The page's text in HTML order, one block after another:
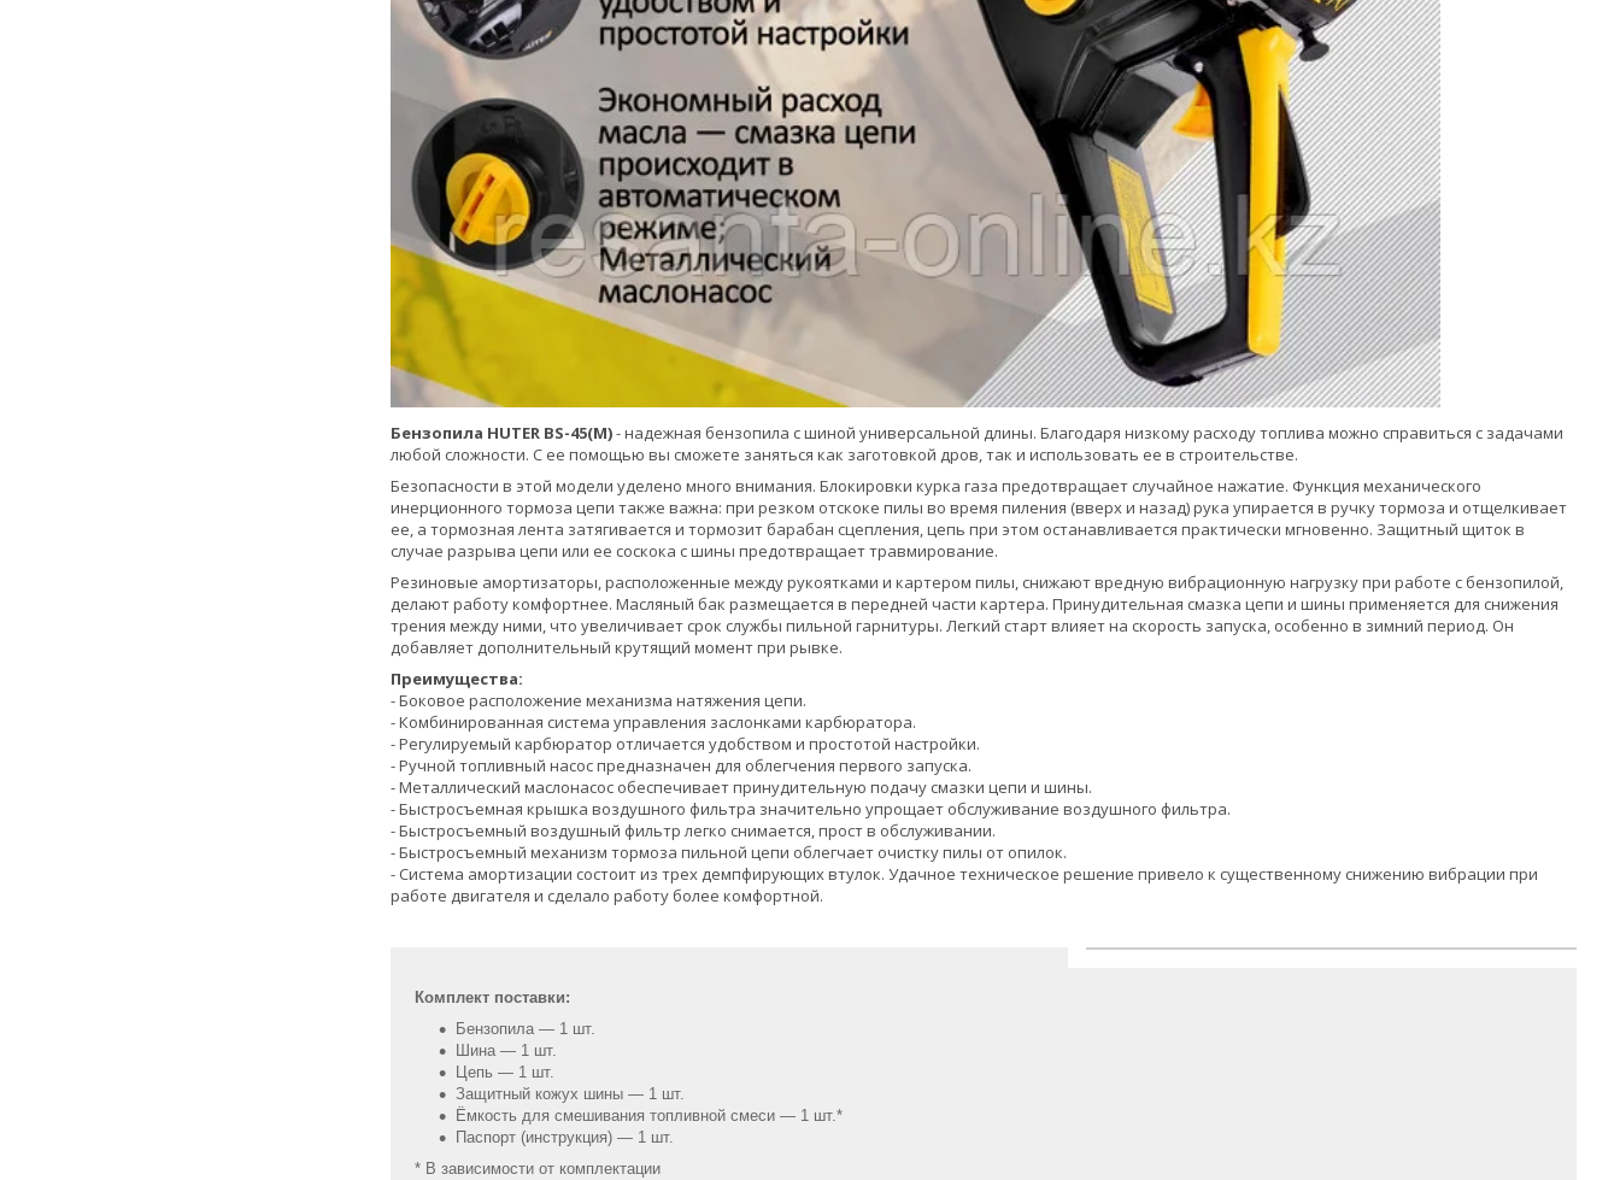
Бензопила HUTER BS-45(М)- надежная бензопила с шиной универсальной длины. Благодаря низкому расходу топлива можно справиться с задачами
любой сложности. С ее помощью вы сможете заняться как заготовкой дров, так и использовать ее в строительстве.
Безопасности в этой модели уделено много внимания. Блокировки курка газа предотвращает случайное нажатие. Функция механического
инерционного тормоза цепи также важна: при резком отскоке пилы во время пиления (вверх и назад) рука упирается в ручку тормоза и отщелкивает
ее, а тормозная лента затягивается и тормозит барабан сцепления, цепь при этом останавливается практически мгновенно. Защитный щиток в
случае разрыва цепи или ее соскока с шины предотвращает травмирование.
Резиновые амортизаторы, расположенные между рукоятками и картером пилы, снижают вредную вибрационную нагрузку при работе с бензопилой,
делают работу комфортнее. Масляный бак размещается в передней части картера. Принудительная смазка цепи и шины применяется для снижения
трения между ними, что увеличивает срок службы пильной гарнитуры. Легкий старт влияет на скорость запуска, особенно в зимний период. Он
добавляет дополнительный крутящий момент при рывке.
Преимущества:
- Боковое расположение механизма натяжения цепи.
- Комбинированная система управления заслонками карбюратора.
- Регулируемый карбюратор отличается удобством и простотой настройки.
- Ручной топливный насос предназначен для облегчения первого запуска.
- Металлический маслонасос обеспечивает принудительную подачу смазки цепи и шины.
- Быстросъемная крышка воздушного фильтра значительно упрощает обслуживание воздушного фильтра.
- Быстросъемный воздушный фильтр легко снимается, прост в обслуживании.
- Быстросъемный механизм тормоза пильной цепи облегчает очистку пилы от опилок.
- Система амортизации состоит из трех демпфирующих втулок. Удачное техническое решение привело к существенному снижению вибрации при
работе двигателя и сделало работу более комфортной.
Комплект поставки:
Бензопила — 1 шт.
Шина — 1 шт.
Цепь — 1 шт.
Защитный кожух шины — 1 шт.
Ёмкость для смешивания топливной смеси — 1 шт.*
Паспорт (инструкция) — 1 шт.
* В зависимости от комплектации